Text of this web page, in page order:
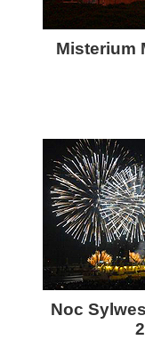
Misterium
Noc